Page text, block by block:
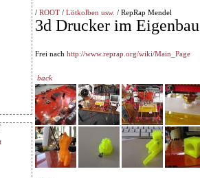
/ ROOT / Lötkolben usw. / RepRap Mendel
3d Drucker im Eigenbau
Frei nach http://www.reprap.org/wiki/Main_Page
back